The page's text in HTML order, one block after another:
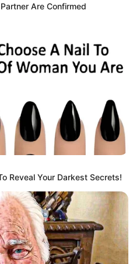
.agosto.2022. Atualizado
Are Confirmed
Reveal Your Darkest Secrets!